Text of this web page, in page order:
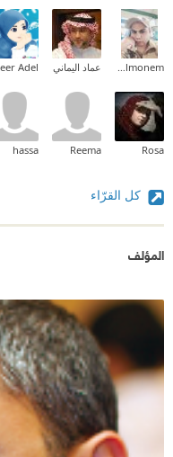
Waled Abd Elmonem عماد اليماني
Rosa
Reema
hassa
كل القرّاء
المؤلف